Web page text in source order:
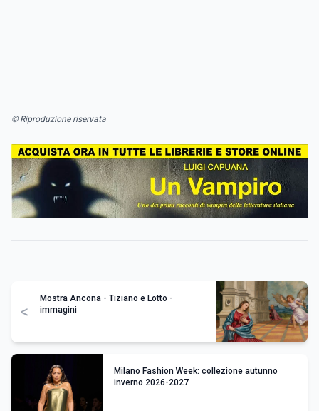
© Riproduzione riservata
<
Mostra Ancona - Tiziano e Lotto -
immagini
Milano Fashion Week: collezione autunno
inverno 2026-2027